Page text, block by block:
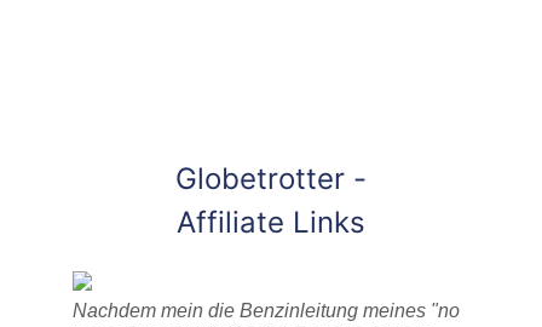
Globetrotter -
Affiliate Links
Nachdem mein die Benzinleitung meines "no